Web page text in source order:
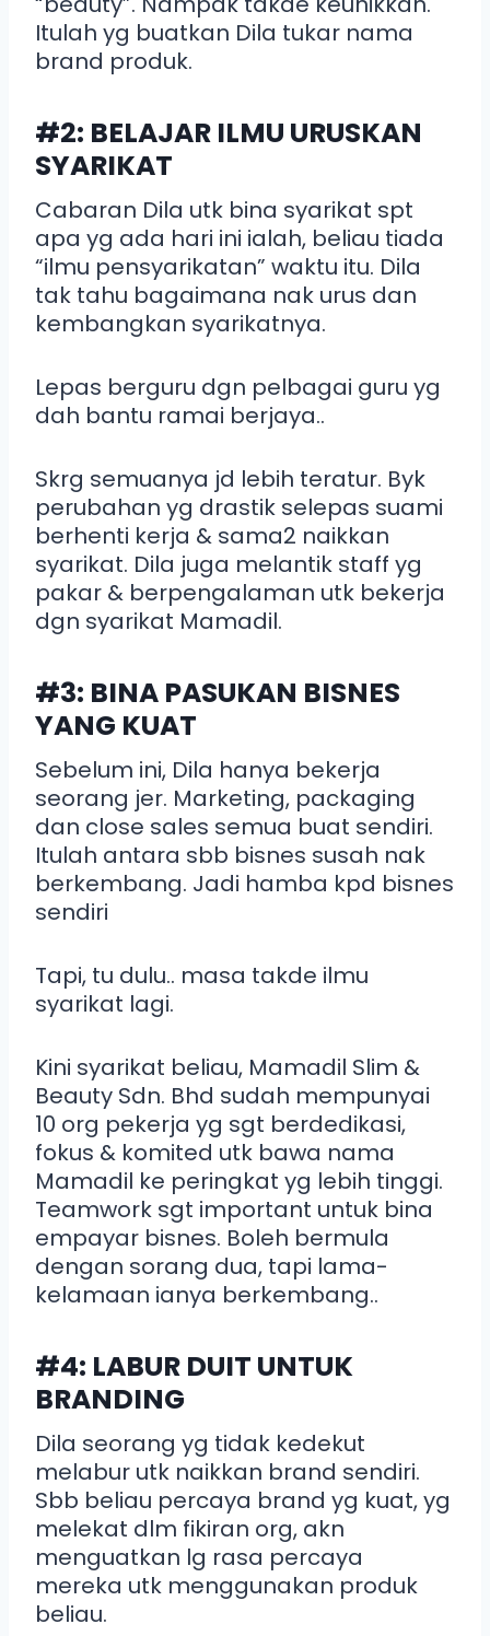
Itulah yg buatkan Dila tukar nama
brand produk.
#2: BELAJAR ILMU URUSKAN
SYARIKAT
Cabaran Dila utk bina syarikat spt
apa yg ada hari ini ialah, beliau tiada
“ilmu pensyarikatan” waktu itu. Dila
tak tahu bagaimana nak urus dan
kembangkan syarikatnya.
Lepas berguru dgn pelbagai guru yg
dah bantu ramai berjaya..
Skrg semuanya jd lebih teratur. Byk
perubahan yg drastik selepas suami
berhenti kerja & sama2 naikkan
syarikat. Dila juga melantik staff yg
pakar & berpengalaman utk bekerja
dgn syarikat Mamadil.
#3: BINA PASUKAN BISNES
YANG KUAT
Sebelum ini, Dila hanya bekerja
seorang jer. Marketing, packaging
dan close sales semua buat sendiri.
Itulah antara sbb bisnes susah nak
berkembang. Jadi hamba kpd bisnes
sendiri
Tapi, tu dulu.. masa takde ilmu
syarikat lagi.
Kini syarikat beliau, Mamadil Slim &
Beauty Sdn. Bhd sudah mempunyai
10 org pekerja yg sgt berdedikasi,
fokus & komited utk bawa nama
Mamadil ke peringkat yg lebih tinggi.
Teamwork sgt important untuk bina
empayar bisnes. Boleh bermula
dengan sorang dua, tapi lama-
kelamaan ianya berkembang..
#4: LABUR DUIT UNTUK
BRANDING
Dila seorang yg tidak kedekut
melabur utk naikkan brand sendiri.
Sbb beliau percaya brand yg kuat, yg
melekat dlm fikiran org, akn
menguatkan lg rasa percaya
mereka utk menggunakan produk
beliau.